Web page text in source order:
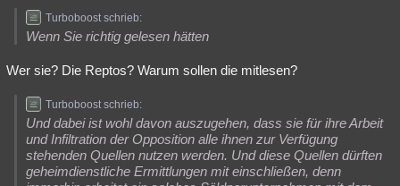
Turboboost schrieb:
Wenn Sie richtig gelesen hätten
Wer sie? Die Reptos? Warum sollen die mitlesen?
Turboboost schrieb:
Und dabei ist wohl davon auszugehen, dass sie für ihre Arbeit
und Infiltration der Opposition alle ihnen zur Verfügung
stehenden Quellen nutzen werden. Und diese Quellen dürften
geheimdienstliche Ermittlungen mit einschließen, denn